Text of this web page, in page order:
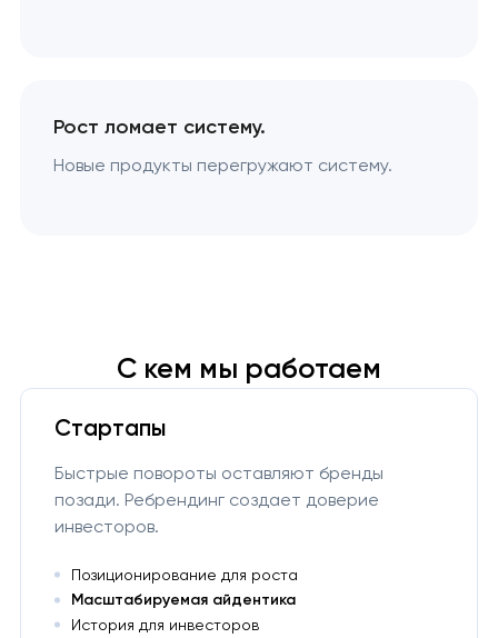
Рост ломает систему.
Новые продукты перегружают систему.
С кем мы работаем
Стартапы
Быстрые повороты оставляют бренды
позади. Ребрендинг создает доверие
инвесторов.
Позиционирование для роста
Масштабируемая айдентика
История для инвесторов